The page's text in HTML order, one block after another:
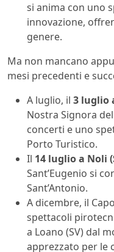
si anima con uno
innovazione,
genere.
Ma non mancano
mesi precedenti e
A luglio, il 3 luglio
Nostra Signora
concerti e uno
Porto Turistico.
Il 14 luglio a Noli
Sant’Eugenio si
Sant’Antonio.
A dicembre, il
spettacoli
a Loano (SV) dal
apprezzato per le